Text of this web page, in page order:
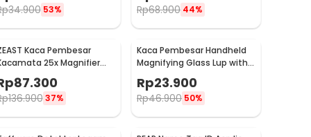
34.900 53% Rp68.900 44%
Kaca Pembesar
25x Magnifier
dengan 2 LED - 9892GJ
87.300
136.900 37%
Kaca Pembesar Handheld
Magnifying Glass Lup with 2
LED 35mm 8X - MG6B-2
Rp23.900
Rp46.900 50%